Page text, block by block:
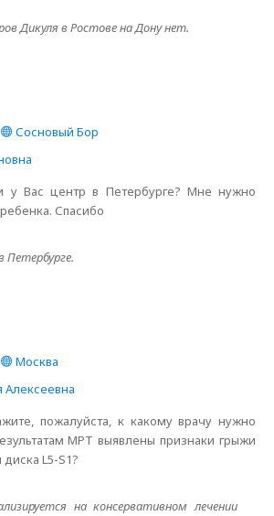
Дикуля в Ростове на Дону нет.
Сосновый Бор
у Вас центр в Петербурге? Мне нужно
Спасибо
Петербурге.
Москва
Алексеевна
пожалуйста, к какому врачу нужно
МРТ выявлены признаки грыжи
L5-S1?
на консервативном лечении